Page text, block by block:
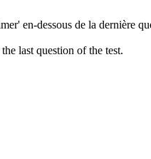
en-dessous de la dernière
last question of the test.